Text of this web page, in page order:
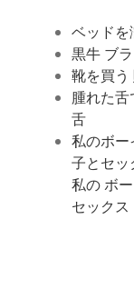
ベッド
黒牛 ブ
靴を買う
腫れた舌
舌
私のボ
子とセッ
私の ボ
セックス